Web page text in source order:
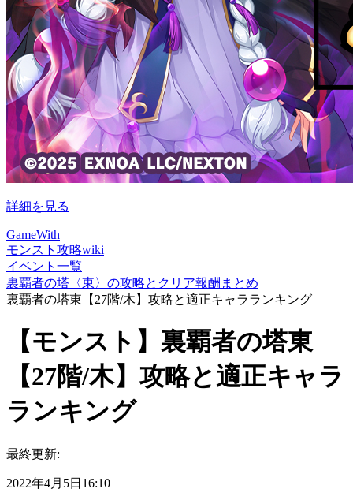
詳細を見る
GameWith
モンスト攻略wiki
イベント一覧
裏覇者の塔〈東〉の攻略とクリア報酬まとめ
裏覇者の塔東【27階/木】攻略と適正キャラランキング
【モンスト】裏覇者の塔東
【27階/木】攻略と適正キャラ
ランキング
最終更新:
2022年4月5日16:10